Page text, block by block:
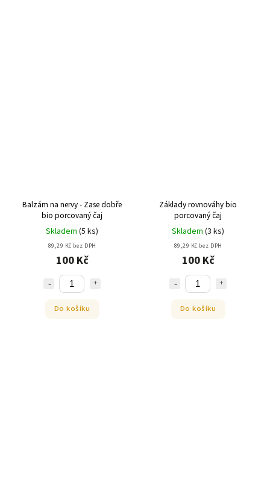
Balzám na nervy - Zase dobře
bio porcovaný čaj
Skladem (5 ks)
89,29 Kč bez DPH
100 Kč
Do košíku
Základy rovnováhy bio
porcovaný čaj
Skladem (3 ks)
89,29 Kč bez DPH
100 Kč
Do košíku